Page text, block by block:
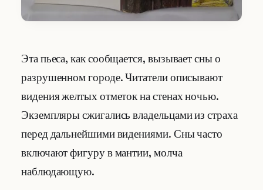
Эта пьеса, как сообщается, вызывает сны о
разрушенном городе. Читатели описывают
видения желтых отметок на стенах ночью.
Экземпляры сжигались владельцами из страха
перед дальнейшими видениями. Сны часто
включают фигуру в мантии, молча
наблюдающую.